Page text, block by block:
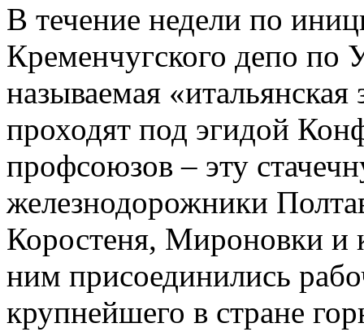
В течение недели по
Кременчугского депо по
называемая
проходят под эгидой
профсоюзов – эту
железнодорожники
Коростеня, Мироновки и
ним присоединились
крупнейшего в стране